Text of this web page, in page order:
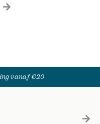
vanaf €20